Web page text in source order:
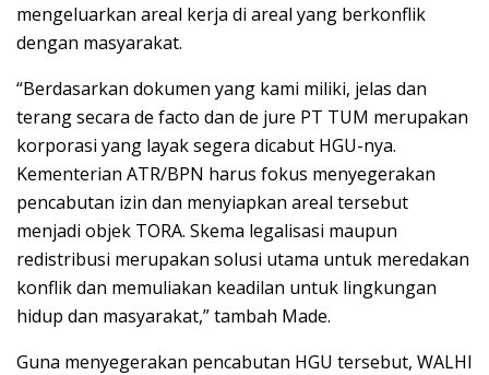
mengeluarkan areal kerja di areal yang berkonflik
dengan masyarakat.
“Berdasarkan dokumen yang kami miliki, jelas dan
terang secara de facto dan de jure PT TUM merupakan
korporasi yang layak segera dicabut HGU-nya.
Kementerian ATR/BPN harus fokus menyegerakan
pencabutan izin dan menyiapkan areal tersebut
menjadi objek TORA. Skema legalisasi maupun
redistribusi merupakan solusi utama untuk meredakan
konflik dan memuliakan keadilan untuk lingkungan
hidup dan masyarakat,” tambah Made.
Guna menyegerakan pencabutan HGU tersebut, WALHI